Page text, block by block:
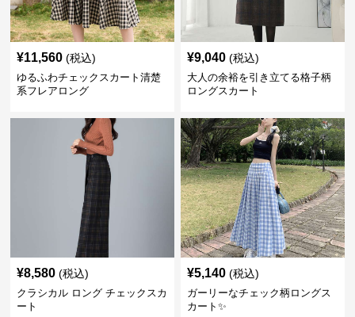
¥11,560 (税込)
ゆるふわチェックスカート清楚
系フレアロング
¥9,040 (税込)
大人の余裕を引き立てる格子柄
ロングスカート
¥8,580 (税込)
クラシカル ロング チェックスカ
ート
¥5,140 (税込)
ガーリーなチェック柄ロングス
カート✨